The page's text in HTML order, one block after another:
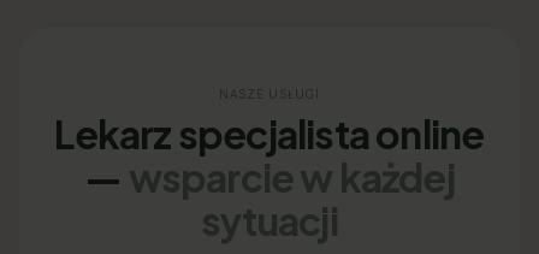
NASZE USŁUGI
Lekarz specjalista online
— wsparcie w każdej
sytuacji